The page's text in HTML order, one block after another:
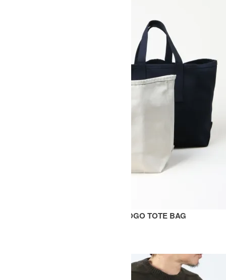
SMALL TOTE SN EMBROIDERED LOGO TOTE BAG